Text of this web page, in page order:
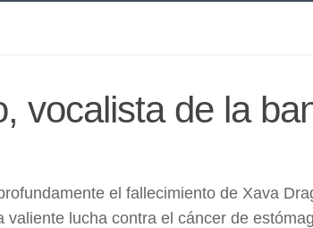
vocalista de la
el fallecimiento de Xava
lucha contra el cáncer de